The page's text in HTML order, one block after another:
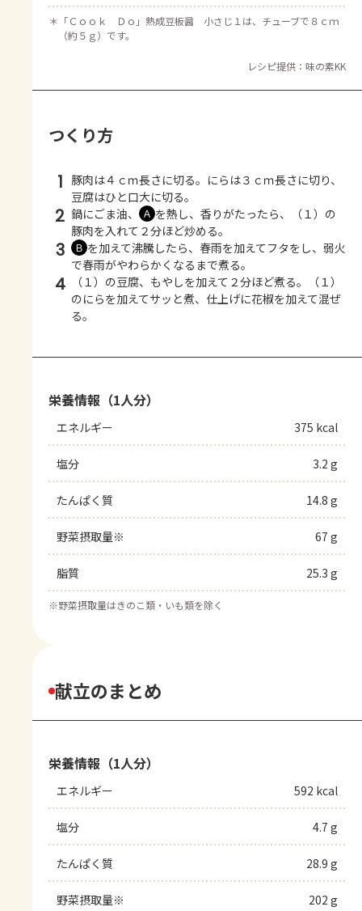
＊ 「Ｃｏｏｋ Ｄｏ」熟成豆板醤 小さじ１は、チューブで８ｃｍ
（約５ｇ）です。
レシピ提供：味の素KK
つくり方
1 豚肉は４ｃｍ長さに切る。にらは３ｃｍ長さに切り、
豆腐はひと口大に切る。
2 鍋にごま油、 Ａ を熱し、香りがたったら、（１）の
豚肉を入れて２分ほど炒める。
3 Ｂ を加えて沸騰したら、春雨を加えてフタをし、弱火
で春雨がやわらかくなるまで煮る。
4
（１）の豆腐、もやしを加えて２分ほど煮る。（１）
のにらを加えてサッと煮、仕上げに花椒を加えて混ぜ
る。
栄養情報（1人分）
エネルギー 375 kcal
塩分 3.2 g
たんぱく質 14.8 g
野菜摂取量※ 67 g
脂質 25.3 g
※野菜摂取量はきのこ類・いも類を除く
献立のまとめ
栄養情報（1人分）
エネルギー 592 kcal
塩分 4.7 g
たんぱく質 28.9 g
野菜摂取量※ 202 g